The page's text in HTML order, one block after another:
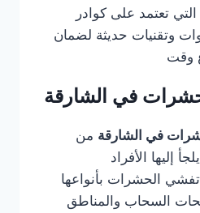
تعتمد على كوادر
وتقنيات حديثة لضمان
وقت
في الشارقة
في الشارقة من
إليها الأفراد
الحشرات بأنواعها
السحاب والمناطق